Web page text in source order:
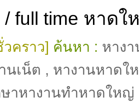
/ full time หาดใ
คราว] ค้นหา : หาง
นเน็ต , หางานหาดใ
าหางานทำหาดใหญ่